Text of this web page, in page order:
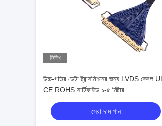
ভিডিও
উচ্চ-গতির ডেটা ট্রান্সমিশনের জন্য LVDS কেবল UL
CE ROHS সার্টিফাইড ১-৫ মিটার
সেরা দাম পান